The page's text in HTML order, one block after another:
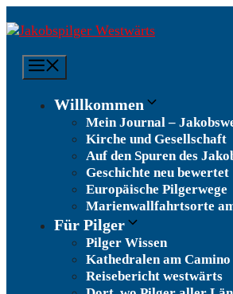
Inhalt
Willkommen
Mein Journal –
Kirche und Gesellschaft
Auf den Spuren des
Geschichte neu bewertet
Europäische Pilgerwege
Marienwallfahrtsorte
Für Pilger
Pilger Wissen
Kathedralen am Camino
Reisebericht westwärts